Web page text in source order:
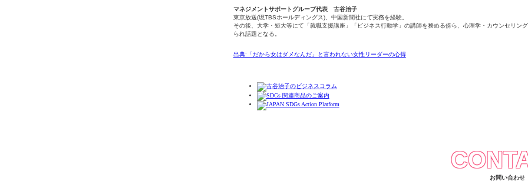
マネジメントサポートグループ代表 古谷治子
東京放送(現TBSホールディングス)、中国新聞社にて実務を経験。
その後、大学・短大等にて「就職支援講座」「ビジネス行動学」の講師を務める傍ら、心理学・カウンセリ
られ話題となる。
出典:「だから女はダメなんだ」と言われない女性リーダーの心得
お問い合わせ